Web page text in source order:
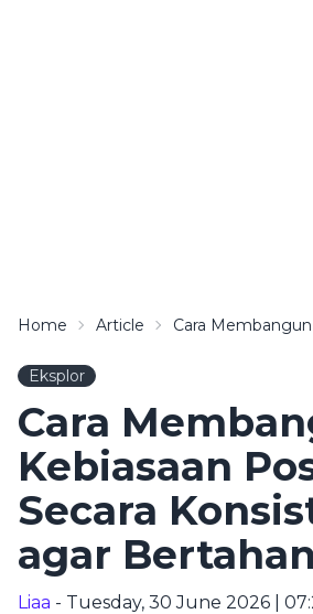
Home Article Cara
Eksplor
Cara
Kebiasaan
Secara
agar
Liaa - Tuesday, 30 June 2026 |